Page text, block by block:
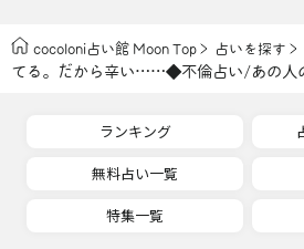
cocoloni占い館 Moon Top 占いを探す
てる。だから辛い……◆不倫占い/あの人
ランキング
無料占い一覧
特集一覧